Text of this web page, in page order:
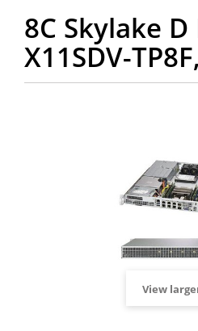
8C Skylake
X11SDV-
View